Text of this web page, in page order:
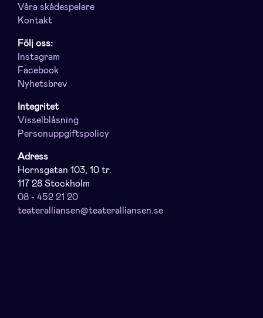
Våra skådespelare
Kontakt
Följ oss:
Instagram
Facebook
Nyhetsbrev
Integritet
Visselblåsning
Personuppgiftspolicy
Adress
Hornsgatan 103, 10 tr.
117 28 Stockholm
08 - 452 21 20
teateralliansen@teateralliansen.se